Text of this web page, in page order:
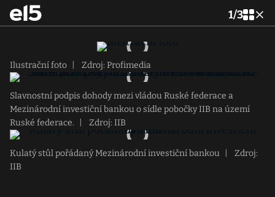
1/3
Ilustrační foto Zdroj: Profimedia
Slavnostní podpis dohody mezi vládou Ruské federace a
Mezinárodní investiční bankou o sídle pobočky IIB na území
Ruské federace.
Zdroj: IIB
Kulatý stůl pořádaný Mezinárodní investiční bankou
Zdroj:
IIB